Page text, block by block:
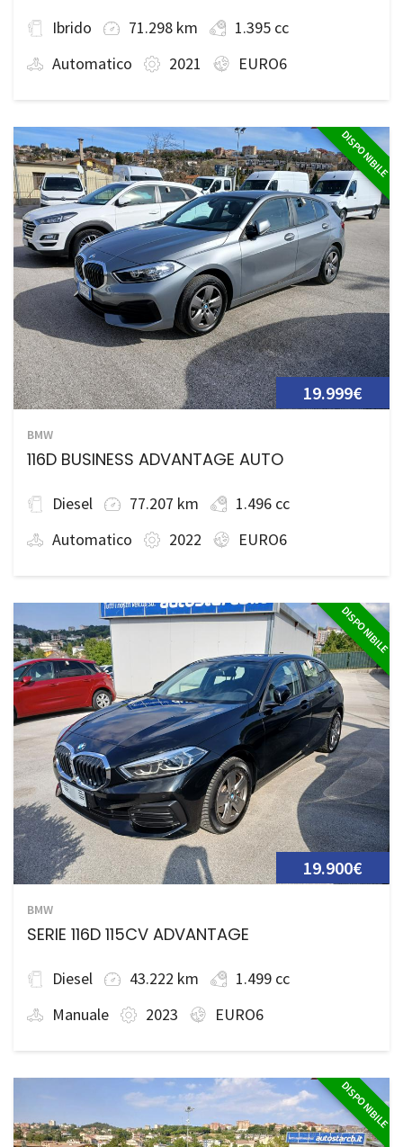
Ibrido 71.298 km
1.395 cc
Automatico
2021 EURO6
DISPONIBILE
19.999€
BMW
116D BUSINESS ADVANTAGE AUTO
Diesel 77.207 km
1.496 cc
Automatico
2022 EURO6
DISPONIBILE
19.900€
BMW
SERIE 116D 115CV ADVANTAGE
Diesel 43.222 km
1.499 cc
Manuale
2023 EURO6
DISPONIBILE